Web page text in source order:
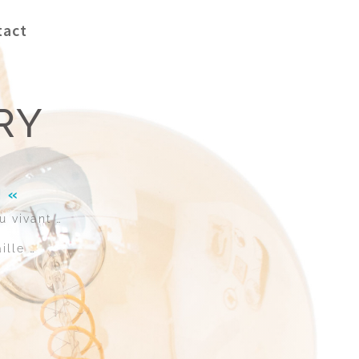
«
vivant …
…